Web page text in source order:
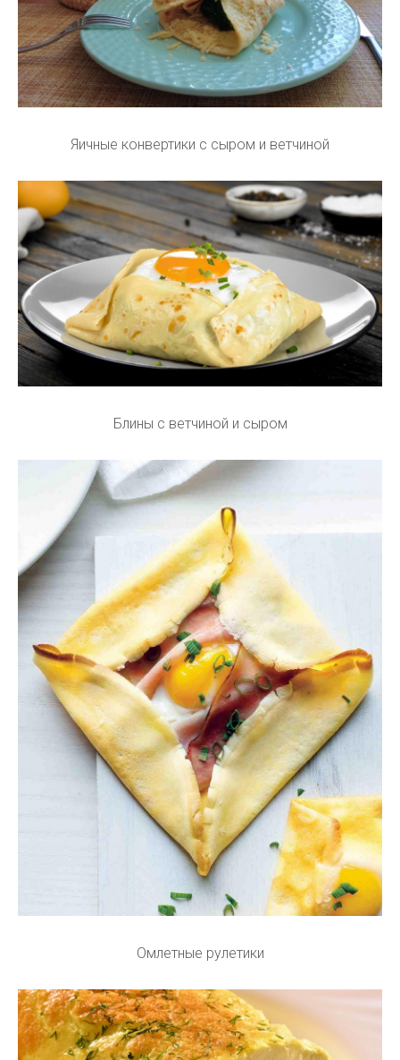
Яичные конвертики с сыром и ветчиной
Блины с ветчиной и сыром
Омлетные рулетики